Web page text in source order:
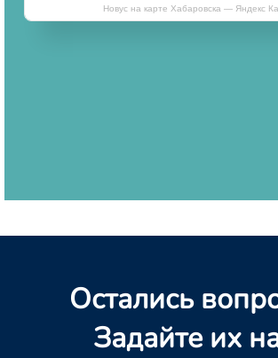
Новус на карте Хабаровска — Яндекс
Остались
Задайте их